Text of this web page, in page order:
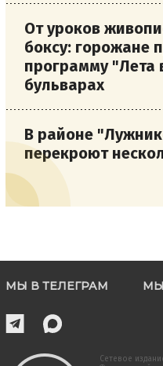
От уроков
боксу: горожане
программу "Лета
бульварах
В районе
перекроют
МЫ В ТЕЛЕГРАМ
Сетевое